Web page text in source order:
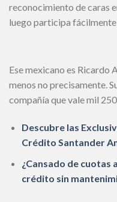
reconocimiento de caras
luego participa fácilmente
Ese mexicano es Ricardo
menos no precisamente.
compañía que vale mil
Descubre las
Crédito Santander
¿Cansado de cuotas
crédito sin